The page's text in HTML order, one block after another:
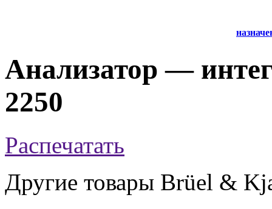
Анализатор —
2250
Распечатать
Другие товары Brüel &